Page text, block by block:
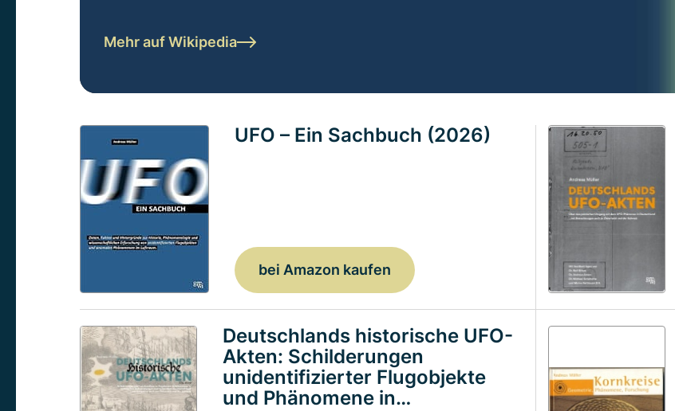
Mehr auf Wikipedia
UFO – Ein Sachbuch (2026)
bei Amazon kaufen
Deutschlands historische UFO-
Akten: Schilderungen
unidentifizierter Flugobjekte
und Phänomene in…